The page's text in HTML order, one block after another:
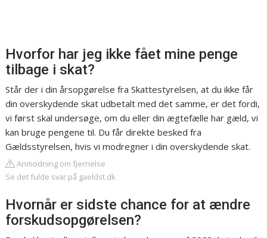
Hvorfor har jeg ikke fået mine penge
tilbage i skat?
Står der i din årsopgørelse fra Skattestyrelsen, at du ikke får
din overskydende skat udbetalt med det samme, er det fordi,
vi først skal undersøge, om du eller din ægtefælle har gæld, vi
kan bruge pengene til. Du får direkte besked fra
Gældsstyrelsen, hvis vi modregner i din overskydende skat.
Anmodning om fjernelse
Se det fulde svar på gaeldst.dk
Hvornår er sidste chance for at ændre
forskudsopgørelsen?